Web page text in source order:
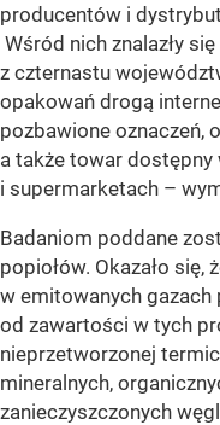
producentów i
Wśród nich znalazły
z czternastu
opakowań drogą
pozbawione oznaczeń,
a także towar
i supermarketach –
Badaniom poddane
popiołów. Okazało się,
w emitowanych gazach
od zawartości w tych
nieprzetworzonej
mineralnych,
zanieczyszczonych